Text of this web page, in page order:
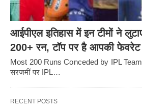
आईपीएल इतिहास में इन टीमों ने
200+ रन, टॉप पर है आपकी फेवरेट
Most 200 Runs Conceded by IPL Team
सरजमीं पर IPL…
RECENT POSTS